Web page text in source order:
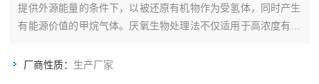
提供外源能量的条件下，以被还原有机物作为受氢体，同时产生
有能源价值的甲烷气体。厌氧生物处理法不仅适用于高浓度有机
废水，如城市污水等。
厂商性质： 生产厂家